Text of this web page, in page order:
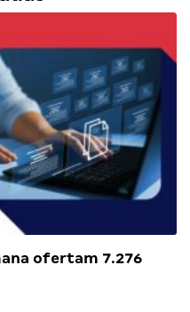
ofertam 7.276